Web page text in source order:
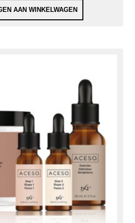
AAN WINKELWAGEN